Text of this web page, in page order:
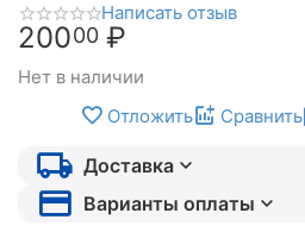
Написать отзыв
20000 ₽
Нет в наличии
Отложить
Сравнить
Доставка
Варианты оплаты